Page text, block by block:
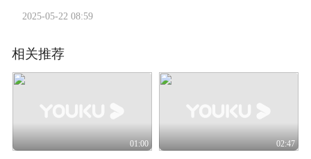
2025-05-22 08:59
相关推荐
01:00 02:47